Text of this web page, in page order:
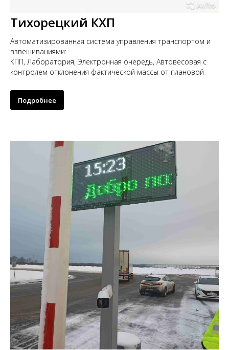
Тихорецкий КХП
Автоматизированная система управления транспортом и
взвешиваниями:
КПП, Лаборатория, Электронная очередь, Автовесовая с
контролем отклонения фактической массы от плановой
Подробнее